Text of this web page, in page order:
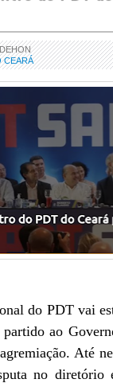
CEARÁ
do PDT vai
ao
Até
no